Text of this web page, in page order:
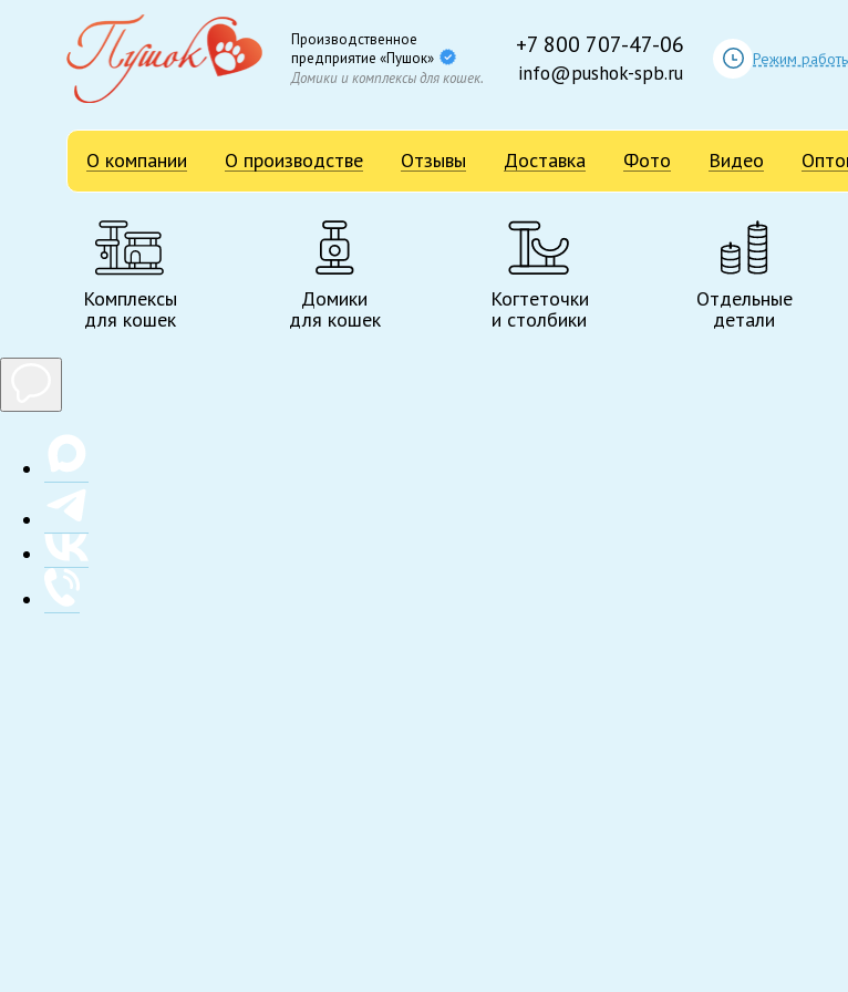
Производственное
предприятие «Пушок»
Домики и комплексы для кошек.
+7 800 707-47-06
info@pushok-spb.ru
Режим
О компании О производстве Отзывы Доставка Фото Видео
Комплексы
для кошек
Домики
для кошек
Когтеточки
и столбики
Отдельные
детали